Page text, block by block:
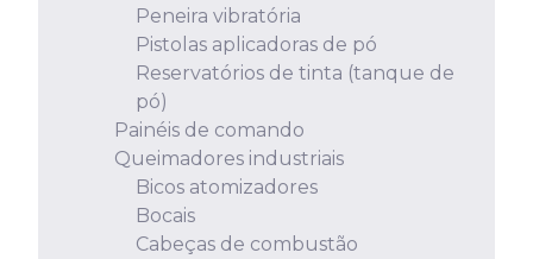
Peneira vibratória
Pistolas aplicadoras de pó
Reservatórios de tinta (tanque de
pó)
Painéis de comando
Queimadores industriais
Bicos atomizadores
Bocais
Cabeças de combustão